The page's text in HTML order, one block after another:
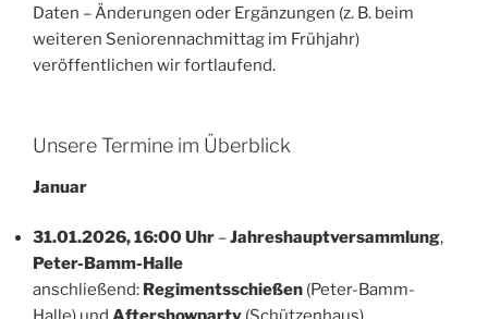
Daten – Änderungen oder Ergänzungen (z. B. beim
weiteren Seniorennachmittag im Frühjahr)
veröffentlichen wir fortlaufend.
Unsere Termine im Überblick
Januar
31.01.2026, 16:00 Uhr –Jahreshauptversammlung,
Peter-Bamm-Halle
anschließend: Regimentsschießen (Peter-Bamm-